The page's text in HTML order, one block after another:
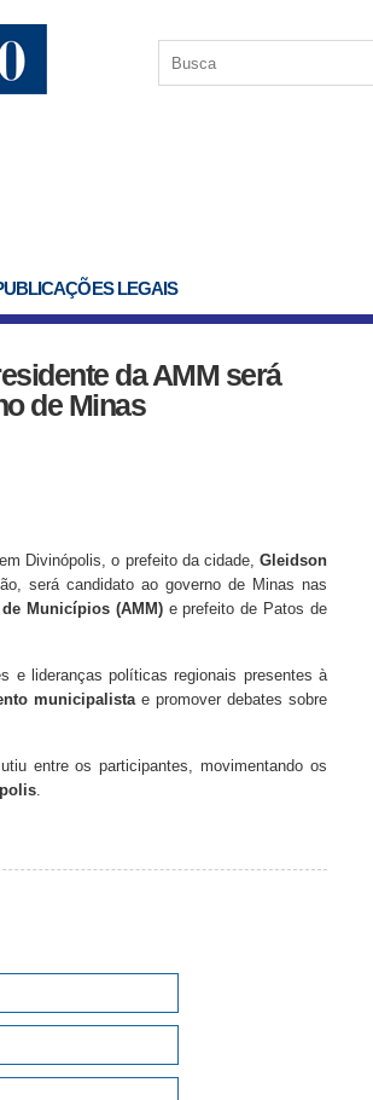
LEGAIS
da AMM será
de Minas
Divinópolis, o prefeito da cidade,Gleidson
será candidato ao governo de Minas nas
Municípios (AMM)e prefeito de Patos de
e lideranças políticas regionais presentes à
municipalistae promover debates sobre
entre os participantes, movimentando os
.